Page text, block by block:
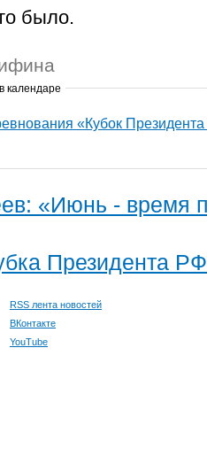
было.
календаре
«Кубок
«Июнь - время
Президента
RSS лента новостей
ВКонтакте
YouTube